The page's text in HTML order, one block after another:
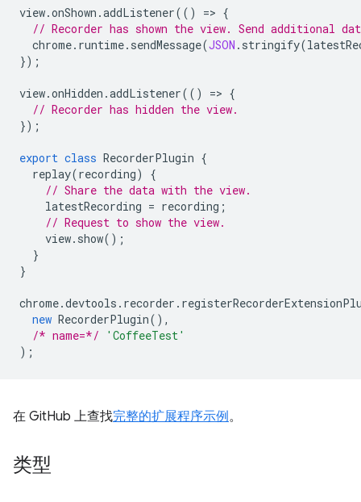
view.onShown .addListener(() => {
// Recorder has shown the view. Send additional
chrome. runtime. sendMessage(JSON . stringify(
});
view.onHidden .addListener(() => {
// Recorder has hidden the view.
});
export class RecorderPlugin {
replay(recording)
{
// Share the data with the view.
latestRecording = recording ;
// Request to show the view.
view. show();
}
}
chrome.devtools . recorder .
new RecorderPlugin(),
/* name=*/
'CoffeeTest'
);
在 GitHub 上查找完整的扩展程序示例。
类型